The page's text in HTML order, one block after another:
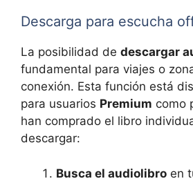
Descarga para escucha
La posibilidad de descargar
fundamental para viajes o
conexión. Esta función está
para usuarios Premium como
han comprado el libro
descargar:
Busca el audiolibro en